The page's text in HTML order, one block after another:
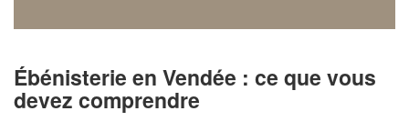
Ébénisterie en Vendée : ce que vous
devez comprendre